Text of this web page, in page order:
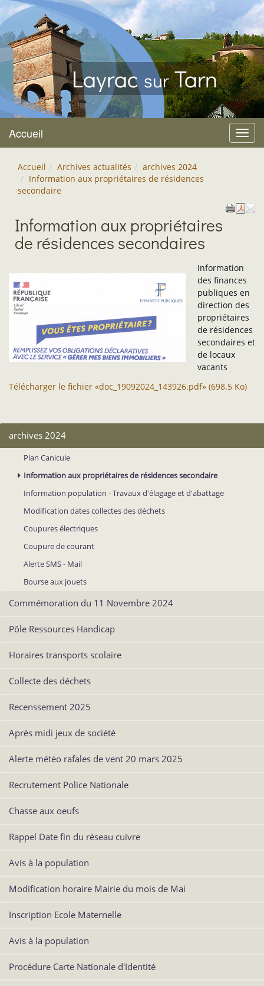
Layrac surTarn
Menu
Accueil
Accueil Archives actualités
archives 2024
Information aux propriétaires de résidences
secondaire
Information aux propriétaires
de résidences secondaires
Information
des finances
publiques en
direction des
propriétaires
de résidences
secondaires et
de locaux
vacants
Télécharger le fichier «doc_19092024_143926.pdf» (698.5 Ko)
archives 2024
Plan Canicule
Information aux propriétaires de résidences secondaire
Information population - Travaux d'élagage et d'abattage
Modification dates collectes des déchets
Coupures électriques
Coupure de courant
Alerte SMS - Mail
Bourse aux jouets
Commémoration du 11 Novembre 2024
Pôle Ressources Handicap
Horaires transports scolaire
Collecte des déchets
Recenssement 2025
Après midi jeux de société
Alerte météo rafales de vent 20 mars 2025
Recrutement Police Nationale
Chasse aux oeufs
Rappel Date fin du réseau cuivre
Avis à la population
Modification horaire Mairie du mois de Mai
Inscription Ecole Maternelle
Avis à la population
Procédure Carte Nationale d'Identité